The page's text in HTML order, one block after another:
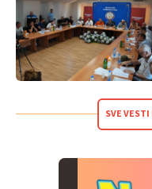
SVE